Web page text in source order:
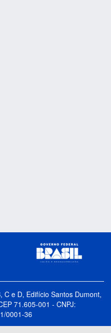
C e D, Edifício Santos Dumont,
71.605-001 - CNPJ:
0001-36